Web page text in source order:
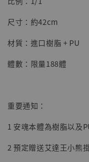
NT$ 5,580
尺寸：約42cm
材質：進口樹脂 + PU
體數：限量188體
重要通知：
1 安魂本體為樹脂以及
2 預定贈送艾達王小熊